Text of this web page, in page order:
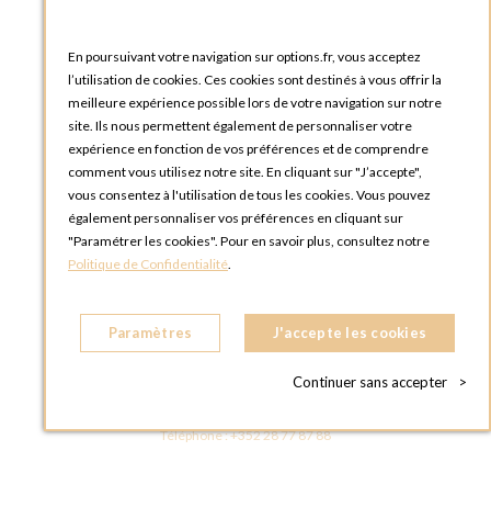
Tutoriels
OPTIONS LUXEMBOURG
13 rue Paul Rischard
5324 Contern
LUXEMBOURG
BOUTIQUE OPTIONS LUXEMBOURG
L - 1842 HOWALD LUXEMBOURG
Téléphone :+352 28 77 87 88
En poursuivant votre navigation sur options.fr, vous acceptez
l’utilisation de cookies. Ces cookies sont destinés à vous offrir la
meilleure expérience possible lors de votre navigation sur notre
site. Ils nous permettent également de personnaliser votre
expérience en fonction de vos préférences et de comprendre
comment vous utilisez notre site. En cliquant sur "J’accepte",
vous consentez à l'utilisation de tous les cookies. Vous pouvez
également personnaliser vos préférences en cliquant sur
"Paramétrer les cookies". Pour en savoir plus, consultez notre
Politique de Confidentialité.
Paramètres J'accepte les cookies
Continuer sans accepter >